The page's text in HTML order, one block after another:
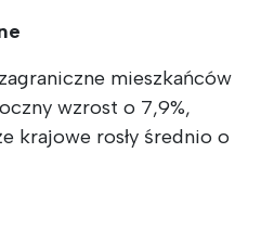
mieszkańców
wzrost o 7,9%,
krajowe rosły średnio o